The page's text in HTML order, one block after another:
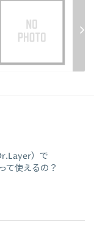
）で
て使えるの？